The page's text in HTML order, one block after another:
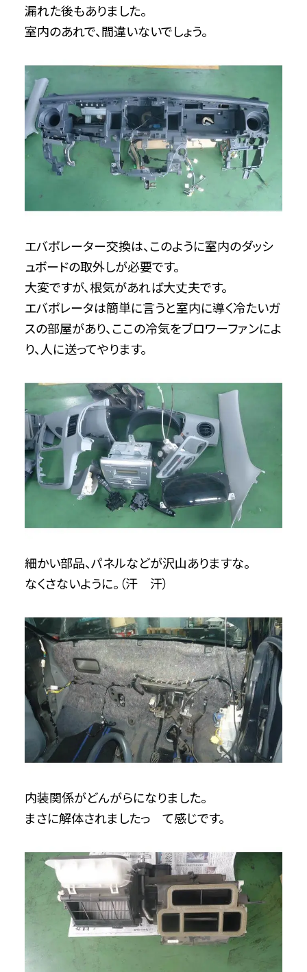
漏れた後もありました。
室内のあれで、間違いないでしょう。
エバポレーター交換は、このように室内のダッシ
ュボードの取外しが必要です。
大変ですが、根気があれば大丈夫です。
エバポレータは簡単に言うと室内に導く冷たいガ
スの部屋があり、ここの冷気をブロワーファンによ
り、人に送ってやります。
細かい部品、パネルなどが沢山ありますな。
なくさないように。（汗 汗）
内装関係がどんがらになりました。
まさに解体されましたっ て感じです。